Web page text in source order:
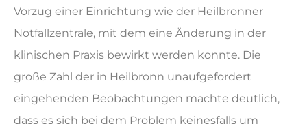
Vorzug einer Einrichtung wie der Heilbronner
Notfallzentrale, mit dem eine Änderung in der
klinischen Praxis bewirkt werden konnte. Die
große Zahl der in Heilbronn unaufgefordert
eingehenden Beobachtungen machte deutlich,
dass es sich bei dem Problem keinesfalls um